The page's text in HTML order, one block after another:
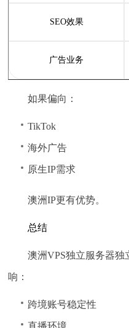
SEO效果
广告业务
如果偏向：
TikTok
海外广告
原生IP需求
澳洲IP更有优势。
总结
澳洲VPS独立服务器独
响：
跨境账号稳定性